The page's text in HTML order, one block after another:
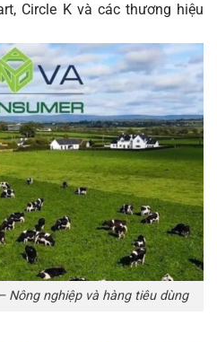
Circle K và các thương hiệu
Nông nghiệp và hàng tiêu dùng